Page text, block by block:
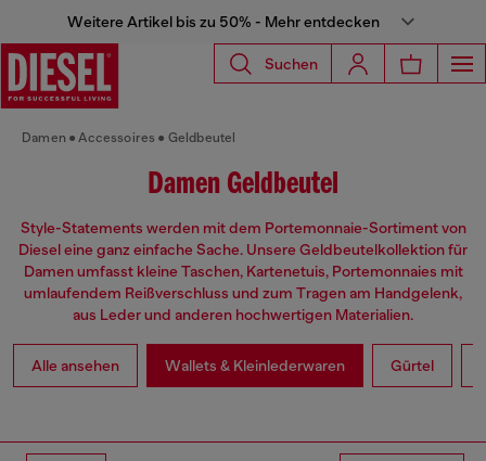
Weitere Artikel bis zu 50% - Mehr entdecken
Suchen
Damen Accessoires Geldbeutel
Damen Geldbeutel
Style-Statements werden mit dem Portemonnaie-Sortiment von
Diesel eine ganz einfache Sache. Unsere Geldbeutelkollektion für
Damen umfasst kleine Taschen, Kartenetuis, Portemonnaies mit
umlaufendem Reißverschluss und zum Tragen am Handgelenk,
aus Leder und anderen hochwertigen Materialien.
Alle ansehen Wallets & Kleinlederwaren Gürtel